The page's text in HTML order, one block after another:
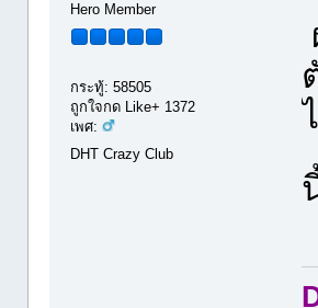
Hero Member
กระทู้: 58505
ถูกใจกด Like+ 1372
เพศ:
DHT Crazy Club